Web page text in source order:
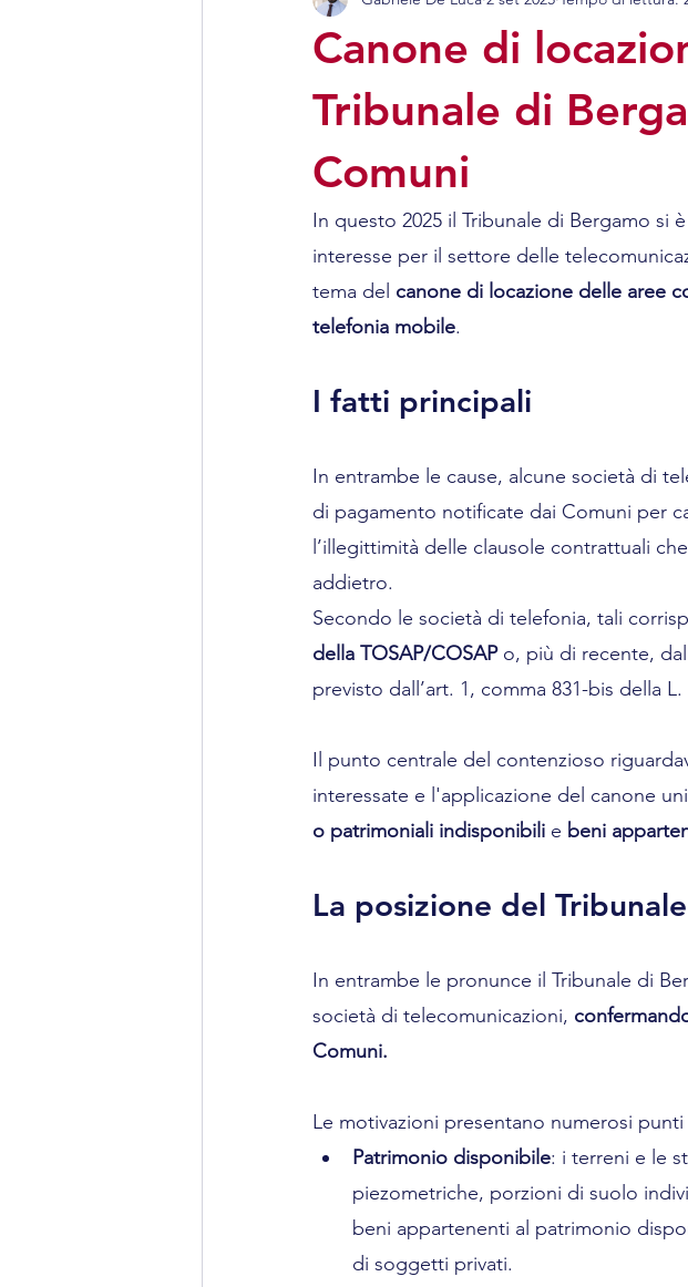
Canone di
Tribunale di
Comuni
In questo 2025 il Tribunale di Bergamo
interesse per il settore delle
tema del canone di locazione delle aree
telefonia mobile.
I fatti principali
In entrambe le cause, alcune società di
di pagamento notificate dai Comuni per
l’illegittimità delle clausole contrattuali
addietro.
Secondo le società di telefonia, tali
della TOSAP/COSAP o, più di recente, dal
previsto dall’art. 1, comma 831-bis della L.
Il punto centrale del contenzioso
interessate e l'applicazione del canone
o patrimoniali indisponibili e beni
La posizione del Tribunale
In entrambe le pronunce il Tribunale di
società di telecomunicazioni,
Comuni.
Le motivazioni presentano numerosi
Patrimonio disponibile: i terreni e le
piezometriche, porzioni di suolo
beni appartenenti al patrimonio
di soggetti privati.